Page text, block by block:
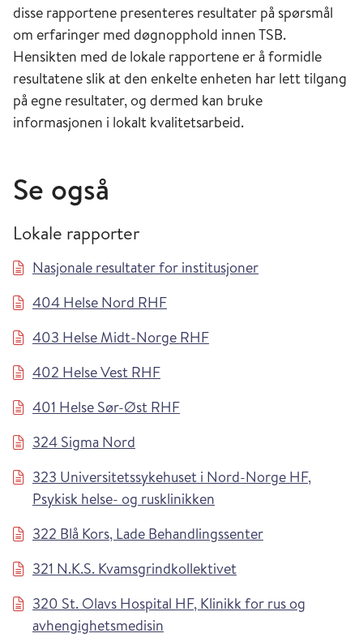
disse rapportene presenteres resultater på spørsmål
om erfaringer med døgnopphold innen TSB.
Hensikten med de lokale rapportene er å formidle
resultatene slik at den enkelte enheten har lett tilgang
på egne resultater, og dermed kan bruke
informasjonen i lokalt kvalitetsarbeid.
Se også
Lokale rapporter
Nasjonale resultater for institusjoner
404 Helse Nord RHF
403 Helse Midt-Norge RHF
402 Helse Vest RHF
401 Helse Sør-Øst RHF
324 Sigma Nord
323 Universitetssykehuset i Nord-Norge HF,
Psykisk helse- og rusklinikken
322 Blå Kors, Lade Behandlingssenter
321 N.K.S. Kvamsgrindkollektivet
320 St. Olavs Hospital HF, Klinikk for rus og
avhengighetsmedisin